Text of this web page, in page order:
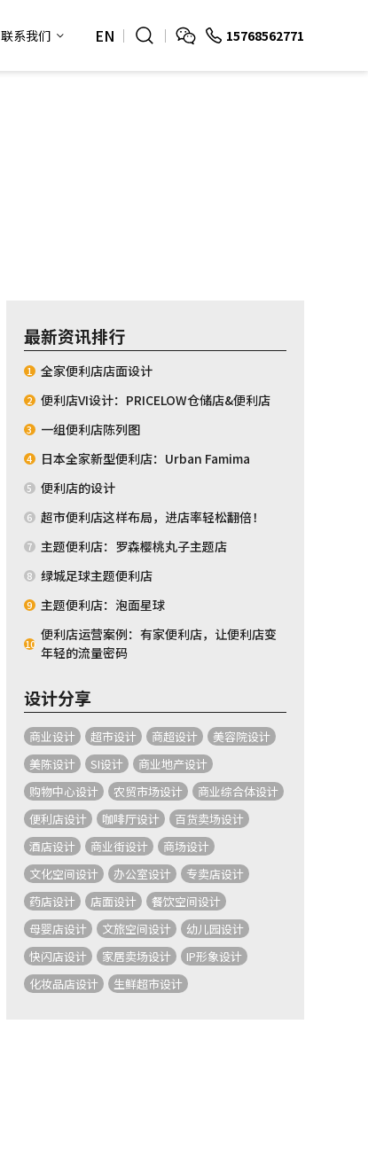
15768562771
EN
联系我们
最新资讯排行
1 全家便利店店面设计
2 便利店VI设计：PRICELOW仓储店&便利店
3 一组便利店陈列图
4 日本全家新型便利店：Urban Famima
5 便利店的设计
6 超市便利店这样布局，进店率轻松翻倍！
7 主题便利店：罗森樱桃丸子主题店
8 绿城足球主题便利店
9 主题便利店：泡面星球
10
便利店运营案例：有家便利店，让便利店变
年轻的流量密码
设计分享
商业设计 超市设计 商超设计
美容院设计
美陈设计
SI设计
商业地产设计
购物中心设计
农贸市场设计
商业综合体设计
便利店设计
咖啡厅设计
百货卖场设计
酒店设计
商业街设计
商场设计
文化空间设计
办公室设计
专卖店设计
药店设计
店面设计
餐饮空间设计
母婴店设计
文旅空间设计
幼儿园设计
快闪店设计
家居卖场设计
IP形象设计
化妆品店设计
生鲜超市设计